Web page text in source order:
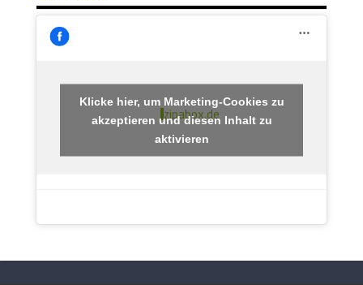
zipabox.de
Klicke hier, um Marketing-Cookies zu
akzeptieren und diesen Inhalt zu
aktivieren